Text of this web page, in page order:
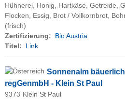
Hühnerei, Honig, Hartkäse, Getreide,
Flocken, Essig, Brot / Vollkornbrot,
(frisch)
Zertifizierung:
Bio Austria
Titel:
Link
Sonnenalm
regGenmbH - Klein St Paul
9373 Klein St Paul